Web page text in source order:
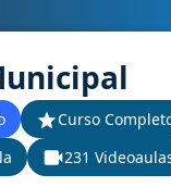
Curso
231